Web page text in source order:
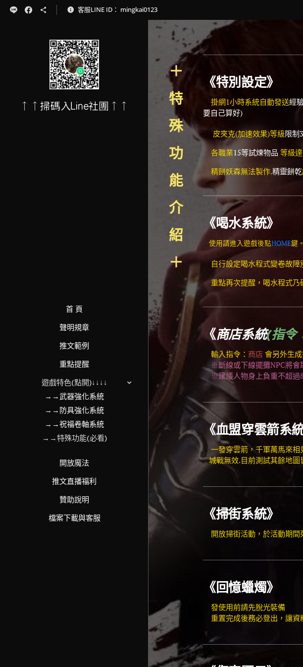
客服LINE ID： mingkai0123
↑↑掃碼入Line社團↑↑
首 頁
聲明規章
推文範例
重點提醒
遊戲特色(點開)↓↓↓↓
→→武器強化系統
→→防具強化系統
→→祝福卷軸系統
→→特殊功能(必看)
開放魔法
推文直播福利
贊助說明
檔案下載與客服
＋
特
殊
功
能
介
紹
＋
《特別設定》
掛網1小時系統自動發送經
要自己算好)
皮夾克(加速效果)等級限制
各職業15等試煉物品 等級
精餅妖森無法製作.精靈餅乾
《喝水系統》
使用請進入遊戲後點HOME鍵。
自行設定喝水程式變卷故障
重點再次提醒，喝水程式乃
《商店系統(指令
輸入指令： 商店 會另外生
※斷線或下線擺攤NPC將會
※建議人物身上負重不超過
《血盟穿雲箭系
一發穿雲箭，千軍萬馬來相
城戰無效.目前測試其餘地圖
《掃街系統》
開放掃街活動，於活動期間
《回憶蠟燭》
發使用前請先脫光裝備
重置完成後務必登出，讓資